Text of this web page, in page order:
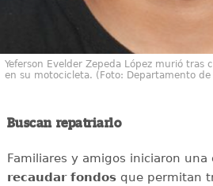
Yeferson Evelder Zepeda López murió tras
en su motocicleta. (Foto: Departamento de
Buscan repatriarlo
Familiares y amigos iniciaron una
recaudar fondosque permitan